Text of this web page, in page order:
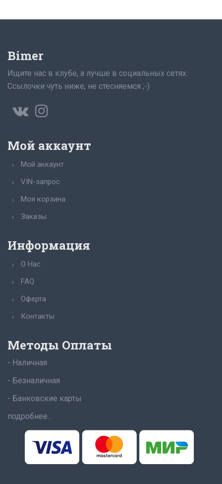
Bimer
Ищите нас в клубе, а лучше в социальных сетях.
Ссылочки чуть ниже, не стесняемся ;-)
Мой аккаунт
Мой аккаунт
VIN-запрос
Моя корзина
Заказы
Информация
О Нас
FAQ
Оферта
Контакты
Методы Оплаты
- Наличная
- Безналичная
- Банковские карты
подробнее...